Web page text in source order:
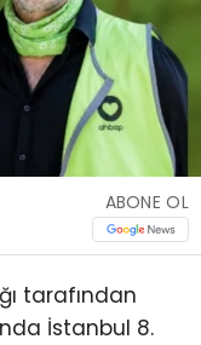
ABONE OL
tarafından
İstanbul 8.